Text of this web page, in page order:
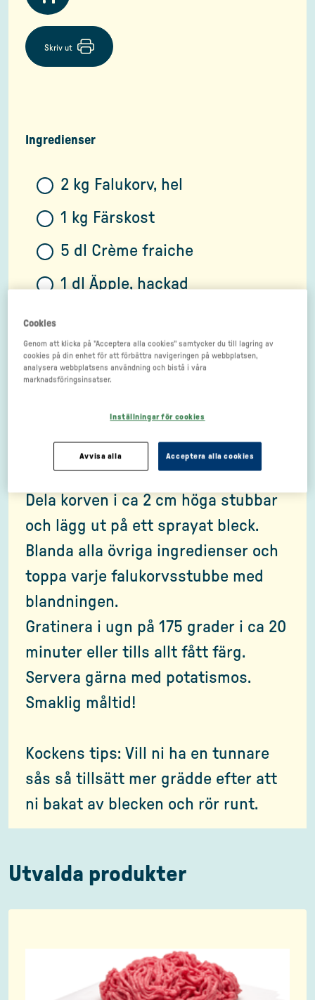
Skriv ut
Ingredienser
2 kg Falukorv, hel
1 kg Färskost
5 dl Crème fraiche
1 dl Äpple, hackad
1 dl Riven ost
1 dl Dijon
Gör så här
Dela korven i ca 2 cm höga stubbar
och lägg ut på ett sprayat bleck.
Blanda alla övriga ingredienser och
toppa varje falukorvsstubbe med
blandningen.
Gratinera i ugn på 175 grader i ca 20
minuter eller tills allt fått färg.
Servera gärna med potatismos.
Smaklig måltid!
Kockens tips: Vill ni ha en tunnare
sås så tillsätt mer grädde efter att
ni bakat av blecken och rör runt.
Utvalda produkter
Cookies
Genom att klicka på "Acceptera alla cookies" samtycker du till lagring av
cookies på din enhet för att förbättra navigeringen på webbplatsen,
analysera webbplatsens användning och bistå i våra
marknadsföringsinsatser.
Inställningar för cookies
Avvisa alla Acceptera alla cookies